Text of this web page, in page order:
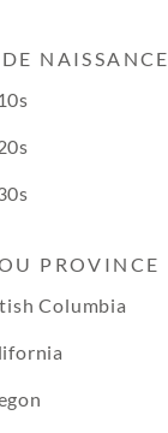
NAISSANCE
PROVINCE
Columbia